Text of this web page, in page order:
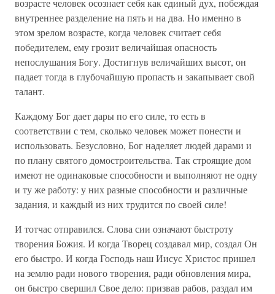
возрасте человек осознает себя как единый дух, побеждая
внутреннее разделение на пять и на два. Но именно в
этом зрелом возрасте, когда человек считает себя
победителем, ему грозит величайшая опасность
непослушания Богу. Достигнув величайших высот, он
падает тогда в глубочайшую пропасть и закапывает свой
талант.
Каждому Бог дает дары по его силе, то есть в
соответствии с тем, сколько человек может понести и
использовать. Безусловно, Бог наделяет людей дарами и
по плану святого домостроительства. Так строящие дом
имеют не одинаковые способности и выполняют не одну
и ту же работу: у них разные способности и различные
задания, и каждый из них трудится по своей силе!
И тотчас отправился. Слова сии означают быстроту
творения Божия. И когда Творец создавал мир, создал Он
его быстро. И когда Господь наш Иисус Христос пришел
на землю ради нового творения, ради обновления мира,
он быстро свершил Свое дело: призвав рабов, раздал им